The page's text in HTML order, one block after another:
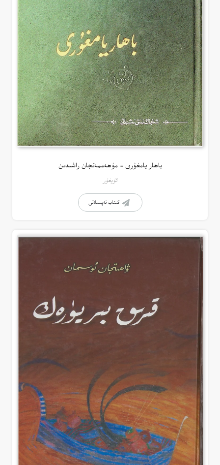
باھار يامغۇرى – مۇھەممەتجان راشىدىن
ئۇيغۇر
كىتاب تەپسىلاتى